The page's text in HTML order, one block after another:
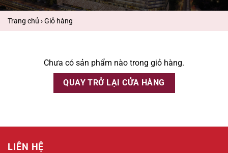
Trang chủ ›Giỏ hàng
Chưa có sản phẩm nào trong giỏ hàng.
QUAY TRỞ LẠI CỬA HÀNG
LIÊN HỆ